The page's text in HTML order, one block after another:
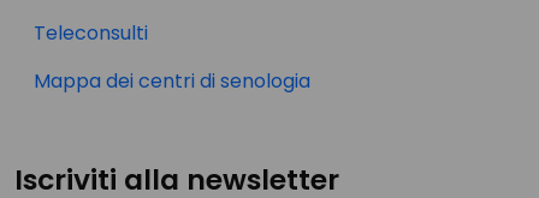
Teleconsulti
Mappa dei centri di senologia
Iscriviti alla newsletter